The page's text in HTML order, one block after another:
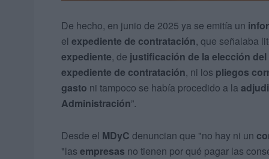
De hecho, en junio de 2025 ya se emitía un
el expediente de contratación, que señalaba
expediente, de justificación de la elección
expediente de contratación, ni los pliegos
gasto ni tampoco se había procedido a la
Administración”.
Desde el MDyC denuncian que "no hay ni un
"las empresas no tienen por qué pagar las